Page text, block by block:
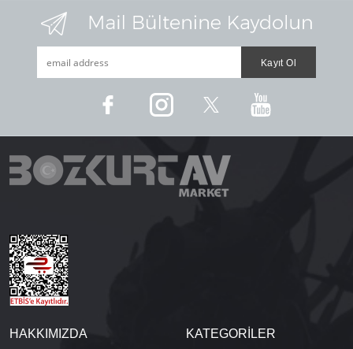
HAKKIMIZDA KATEGORİLER